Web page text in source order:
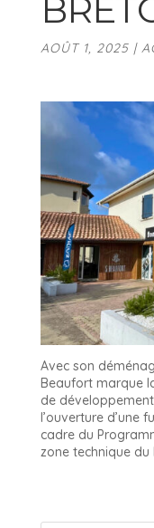
AOÛT 1, 2025|
Avec son
Beaufort marque
de
l’ouverture d’une
cadre du
zone technique du